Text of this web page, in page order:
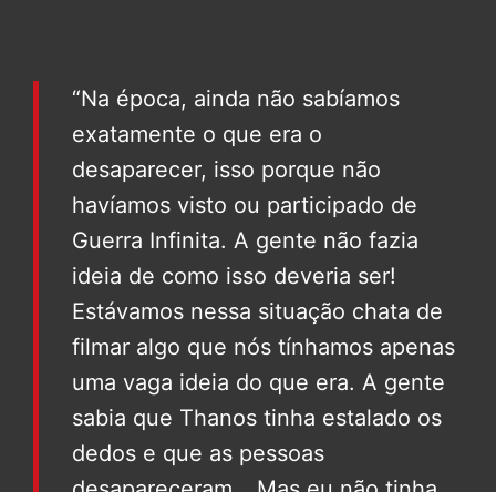
“Na época, ainda não sabíamos
exatamente o que era o
desaparecer, isso porque não
havíamos visto ou participado de
Guerra Infinita. A gente não fazia
ideia de como isso deveria ser!
Estávamos nessa situação chata de
filmar algo que nós tínhamos apenas
uma vaga ideia do que era. A gente
sabia que Thanos tinha estalado os
dedos e que as pessoas